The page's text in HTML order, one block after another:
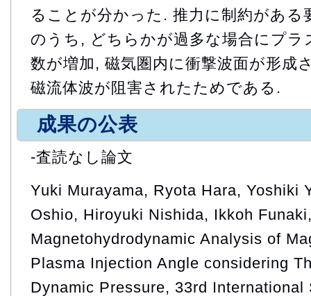
ることが分かった. 推力に制約があ
のうち, どちらかが過多な場合にプラ
数が増加, 磁気圏内に衝撃波面が形成
磁流体波が阻害されたためである.
成果の公表
-査読なし論文
Yuki Murayama, Ryota Hara, Yoshiki
Oshio, Hiroyuki Nishida, Ikkoh
Magnetohydrodynamic Analysis of
Plasma Injection Angle considering
Dynamic Pressure, 33rd International